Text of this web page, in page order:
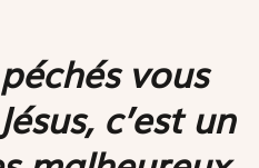
vous
c’est un